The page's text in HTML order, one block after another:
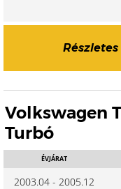
Volkswagen
Turbó
ÉVJÁRAT
2003.04 - 2005.12